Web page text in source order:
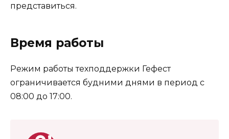
представиться.
Время работы
Режим работы техподдержки Гефест
ограничивается будними днями в период с
08:00 до 17:00.